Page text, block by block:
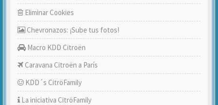
Eliminar Cookies
Chevronazos: ¡Sube tus fotos!
Macro KDD Citroën
Caravana Citroën a París
KDD´s CitröFamily
La iniciativa CitröFamily